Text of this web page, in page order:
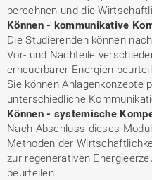
berechnen und die
Können - kommunikative
Die Studierenden können
Vor- und Nachteile
erneuerbarer Energien
Sie können Anlagenkonzepte
unterschiedliche
Können - systemische
Nach Abschluss dieses
Methoden der
zur regenerativen
beurteilen.